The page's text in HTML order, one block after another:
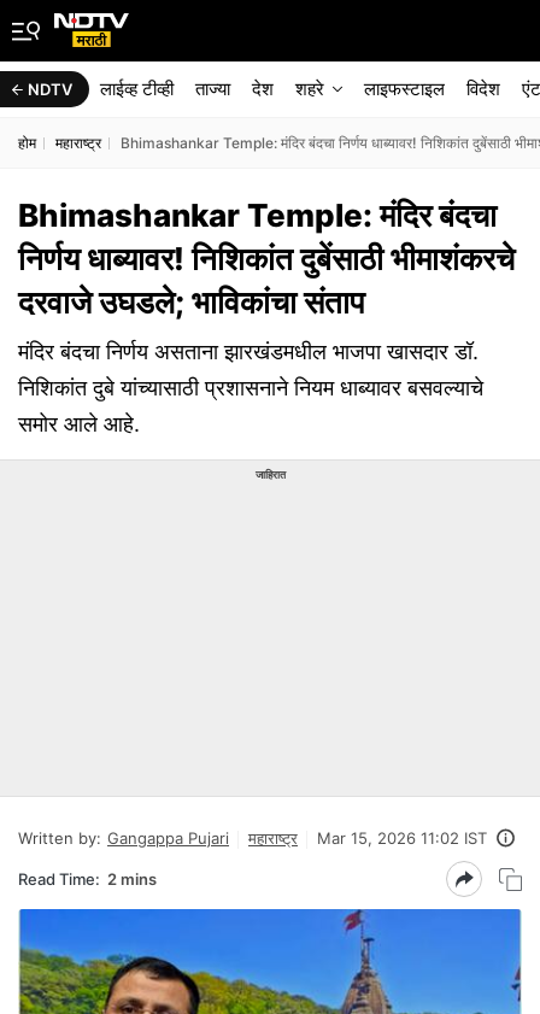
NDTV लाईव्ह टीव्ही ताज्या देश शहरे लाइफस्टाइल विदेश
होम महाराष्ट्र Bhimashankar Temple: मंदिर बंदचा निर्णय धाब्यावर! निशिकांत दुबेंसाठी
Bhimashankar Temple: मंदिर बंदचा
निर्णय धाब्यावर! निशिकांत दुबेंसाठी भीमाशंकरचे
दरवाजे उघडले; भाविकांचा संताप
मंदिर बंदचा निर्णय असताना झारखंडमधील भाजपा खासदार डॉ.
निशिकांत दुबे यांच्यासाठी प्रशासनाने नियम धाब्यावर बसवल्याचे
समोर आले आहे.
जाहिरात
Written by: Gangappa Pujari महाराष्ट्र Mar 15, 2026 11:02 IST
Read Time: 2 mins